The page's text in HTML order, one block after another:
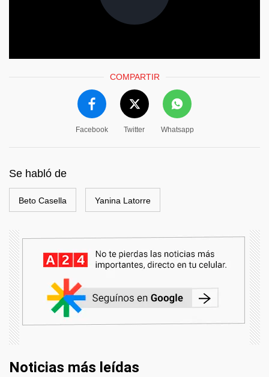
COMPARTIR
Facebook Twitter Whatsapp
Se habló de
Beto Casella Yanina Latorre
Noticias más leídas